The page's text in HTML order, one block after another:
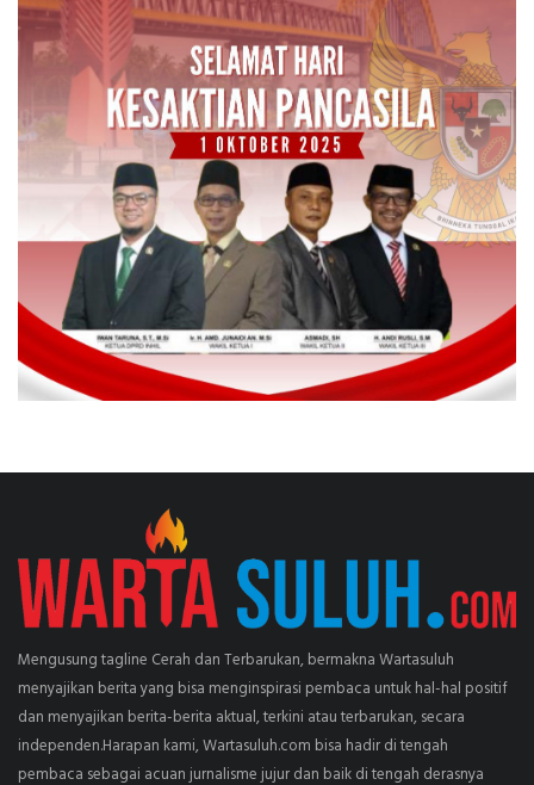
Mengusung tagline Cerah dan Terbarukan, bermakna Wartasuluh
menyajikan berita yang bisa menginspirasi pembaca untuk hal-hal positif
dan menyajikan berita-berita aktual, terkini atau terbarukan, secara
independen.Harapan kami, Wartasuluh.com bisa hadir di tengah
pembaca sebagai acuan jurnalisme jujur dan baik di tengah derasnya